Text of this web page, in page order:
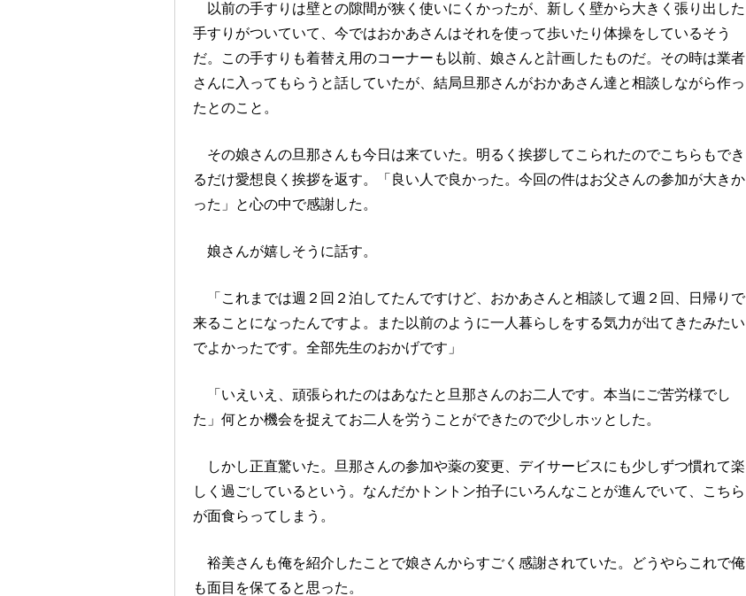
以前の手すりは壁との隙間が狭く使いにくかったが、新しく壁から大きく張り出した
手すりがついていて、今ではおかあさんはそれを使って歩いたり体操をしているそう
だ。この手すりも着替え用のコーナーも以前、娘さんと計画したものだ。その時は業者
さんに入ってもらうと話していたが、結局旦那さんがおかあさん達と相談しながら作っ
たとのこと。
その娘さんの旦那さんも今日は来ていた。明るく挨拶してこられたのでこちらもでき
るだけ愛想良く挨拶を返す。「良い人で良かった。今回の件はお父さんの参加が大きか
った」と心の中で感謝した。
娘さんが嬉しそうに話す。
「これまでは週２回２泊してたんですけど、おかあさんと相談して週２回、日帰りで
来ることになったんですよ。また以前のように一人暮らしをする気力が出てきたみたい
でよかったです。全部先生のおかげです」
「いえいえ、頑張られたのはあなたと旦那さんのお二人です。本当にご苦労様でし
た」何とか機会を捉えてお二人を労うことができたので少しホッとした。
しかし正直驚いた。旦那さんの参加や薬の変更、デイサービスにも少しずつ慣れて楽
しく過ごしているという。なんだかトントン拍子にいろんなことが進んでいて、こちら
が面食らってしまう。
裕美さんも俺を紹介したことで娘さんからすごく感謝されていた。どうやらこれで俺
も面目を保てると思った。